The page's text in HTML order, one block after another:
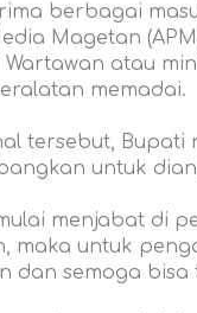
berbagai
Magetan
atau
memadai.
tersebut, Bupati
untuk
menjabat di
maka untuk
dan semoga bisa